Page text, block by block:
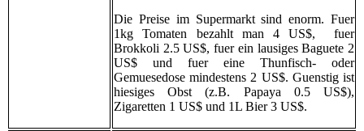
Die Preise im Supermarkt sind enorm. Fuer
1kg Tomaten bezahlt man 4 US$, fuer
Brokkoli 2.5 US$, fuer ein lausiges Baguete 2
US$ und fuer eine Thunfisch- oder
Gemuesedose mindestens 2 US$. Guenstig ist
hiesiges Obst (z.B. Papaya 0.5 US$),
Zigaretten 1 US$ und 1L Bier 3 US$.